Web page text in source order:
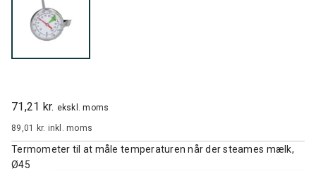
71,21 kr. ekskl. moms
89,01 kr. inkl. moms
Termometer til at måle temperaturen når der steames mælk,
Ø45